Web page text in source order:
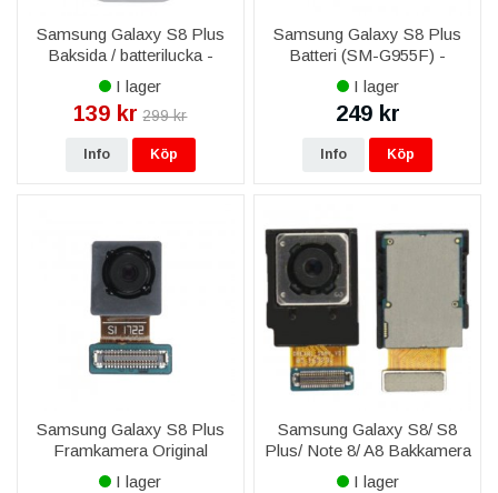
Samsung Galaxy S8 Plus
Baksida / batterilucka -
Silver
I lager
139 kr 299 kr
Info Köp
Samsung Galaxy S8 Plus
Batteri (SM-G955F) -
Original
I lager
249 kr
Info Köp
Samsung Galaxy S8 Plus
Framkamera Original
Reservdel
I lager
Samsung Galaxy S8/ S8
Plus/ Note 8/ A8 Bakkamera
Original (SM-G955)
I lager